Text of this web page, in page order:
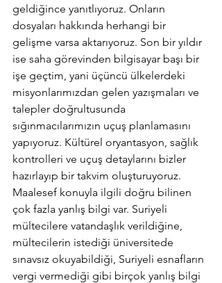
geldiğince yanıtlıyoruz. Onların
dosyaları hakkında herhangi bir
gelişme varsa aktarıyoruz. Son bir yıldır
ise saha görevinden bilgisayar başı bir
işe geçtim, yani üçüncü ülkelerdeki
misyonlarımızdan gelen yazışmaları ve
talepler doğrultusunda
sığınmacılarımızın uçuş planlamasını
yapıyoruz. Kültürel oryantasyon, sağlık
kontrolleri ve uçuş detaylarını bizler
hazırlayıp bir takvim oluşturuyoruz.
Maalesef konuyla ilgili doğru bilinen
çok fazla yanlış bilgi var. Suriyeli
mültecilere vatandaşlık verildiğine,
mültecilerin istediği üniversitede
sınavsız okuyabildiği, Suriyeli esnafların
vergi vermediği gibi birçok yanlış bilgi